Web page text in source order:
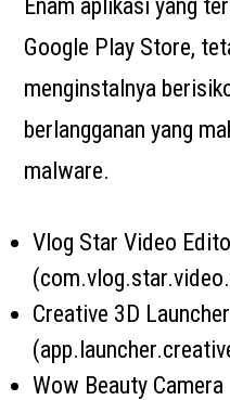
Enam aplikasi yang
Google Play Store,
menginstalnya
berlangganan yang
malware.
Vlog Star Video
Creative 3D Launcher
Wow Beauty Camera